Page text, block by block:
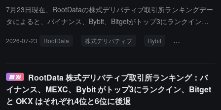
7月23日現在、RootDataの株式デリバティブ取引所ランキングデー
タによると、バイナンス、Bybit、Bitgetがトップ3にランクインし
ッド、深さ、取引コスト、データの収集可能性などの次元に基づい
ートし、ポジション規模は約271.3億ドル、24時間の取引高は約17
68.5億ドル、資金調達率は+0.0003%です。Bybitのスコアは91.3、
131の契約をサポートし、ポジション規模は約9595.87万ドル、24
2026-07-23 RootData 株式デリバティブ Bybit 取引所ランキン
RootData 株式デリバティブ取引所ランキング：バ
イナンス、MEXC、Bybit がトップ3にランクイン、Bitget
と OKX はそれぞれ4位と6位に後退